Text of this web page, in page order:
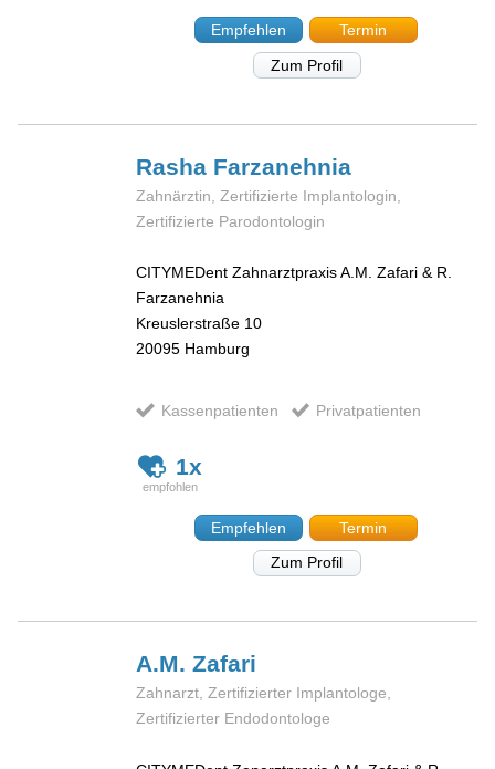
Empfehlen
Termin
Zum Profil
Rasha Farzanehnia
Zahnärztin, Zertifizierte Implantologin,
Zertifizierte Parodontologin
CITYMEDent Zahnarztpraxis A.M. Zafari & R.
Farzanehnia
Kreuslerstraße 10
20095 Hamburg
Kassenpatienten Privatpatienten
1x
Empfehlen
Termin
Zum Profil
A.M.Zafari
Zahnarzt, Zertifizierter Implantologe,
Zertifizierter Endodontologe